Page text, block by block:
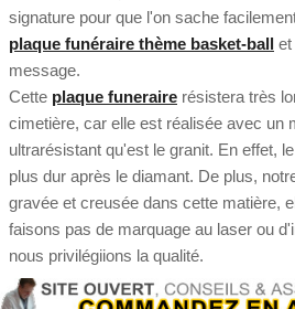
signature pour que l'on sache
plaque funéraire thème basket-ball et
message.
Cette plaque funeraire résistera très
cimetière, car elle est réalisée avec un
ultrarésistant qu'est le granit. En effet,
plus dur après le diamant. De plus,
gravée et creusée dans cette matière,
faisons pas de marquage au laser ou
nous privilégiions la qualité.